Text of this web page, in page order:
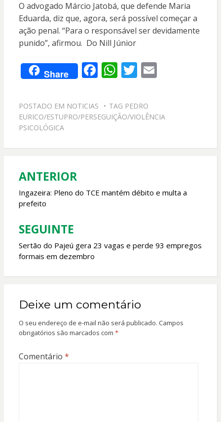
O advogado Márcio Jatobá, que defende Maria
Eduarda, diz que, agora, será possível começar a
ação penal. “Para o responsável ser devidamente
punido”, afirmou. Do Nill Júnior
Share F
e
b
o
W
at
s
p
T
itt
er
E
l
POSTADO EM NOTICIAS TAG PEDRO
EURICO/ESTUPRO/PERSEGUIÇÃO/VIOLÊNCIA
PSICOLÓGICA
Navegação
de
Post
ANTERIOR
Ingazeira: Pleno do TCE mantém débito e multa a
prefeito
SEGUINTE
Sertão do Pajeú gera 23 vagas e perde 93 empregos
formais em dezembro
Deixe um comentário
O seu endereço de e-mail não será publicado. Campos
obrigatórios são marcados com *
Comentário *